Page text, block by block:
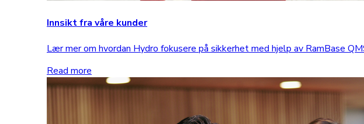
Innsikt fra våre kunder
Lær mer om hvordan Hydro fokusere på sikkerhet med hjelp av RamBase
Read more